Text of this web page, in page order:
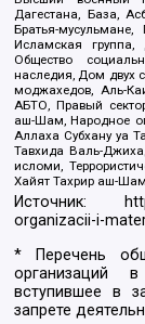
Дагестана, База,
Братья-
Исламская группа,
Общество
наследия, Дом
моджахедов, Аль-
АБТО, Правый
аш-Шам, Народное
Аллаха Субхану уа
Тавхида Валь-
исломи,
Хайят Тахрир аш-
Источник:
organizacii-i-
* Перечень
организаций
вступившее в
запрете